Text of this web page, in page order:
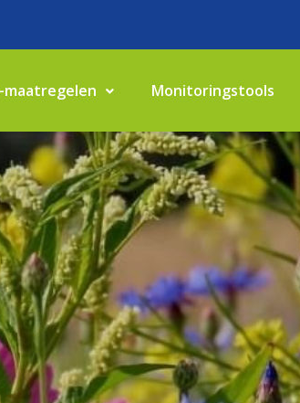
maatregelen Monitoringstools